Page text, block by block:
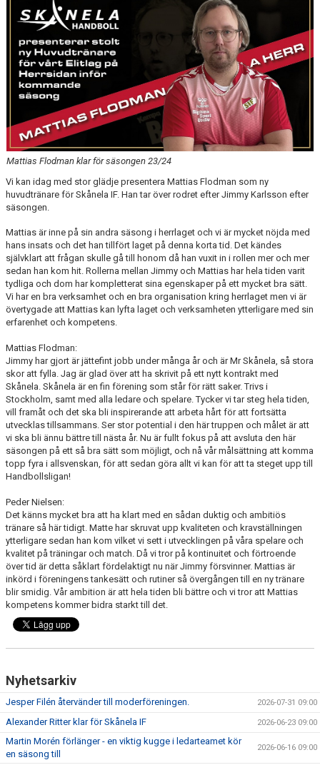
BILDGALLERI
DOKUMENT
KONTAKT
Mattias Flodman klar för säsongen 23/24
Vi kan idag med stor glädje presentera Mattias Flodman som ny
huvudtränare för Skånela IF. Han tar över rodret efter Jimmy Karlsson efter
säsongen.
Mattias är inne på sin andra säsong i herrlaget och vi är mycket nöjda med
hans insats och det han tillfört laget på denna korta tid. Det kändes
självklart att frågan skulle gå till honom då han vuxit in i rollen mer och mer
sedan han kom hit. Rollerna mellan Jimmy och Mattias har hela tiden varit
tydliga och dom har kompletterat sina egenskaper på ett mycket bra sätt.
Vi har en bra verksamhet och en bra organisation kring herrlaget men vi är
övertygade att Mattias kan lyfta laget och verksamheten ytterligare med sin
erfarenhet och kompetens.
Mattias Flodman:
Jimmy har gjort är jättefint jobb under många år och är Mr Skånela, så stora
skor att fylla. Jag är glad över att ha skrivit på ett nytt kontrakt med
Skånela. Skånela är en fin förening som står för rätt saker. Trivs i
Stockholm, samt med alla ledare och spelare. Tycker vi tar steg hela tiden,
vill framåt och det ska bli inspirerande att arbeta hårt för att fortsätta
utvecklas tillsammans. Ser stor potential i den här truppen och målet är att
vi ska bli ännu bättre till nästa år. Nu är fullt fokus på att avsluta den här
säsongen på ett så bra sätt som möjligt, och nå vår målsättning att komma
topp fyra i allsvenskan, för att sedan göra allt vi kan för att ta steget upp till
Handbollsligan!
Peder Nielsen:
Det känns mycket bra att ha klart med en sådan duktig och ambitiös
tränare så här tidigt. Matte har skruvat upp kvaliteten och kravställningen
ytterligare sedan han kom vilket vi sett i utvecklingen på våra spelare och
kvalitet på träningar och match. Då vi tror på kontinuitet och förtroende
över tid är detta såklart fördelaktigt nu när Jimmy försvinner. Mattias är
inkörd i föreningens tankesätt och rutiner så övergången till en ny tränare
blir smidig. Vår ambition är att hela tiden bli bättre och vi tror att Mattias
kompetens kommer bidra starkt till det.
Nyhetsarkiv
Jesper Filén återvänder till moderföreningen. 2026-07-31 09:00
Alexander Ritter klar för Skånela IF 2026-06-23 09:00
Martin Morén förlänger - en viktig kugge i ledarteamet kör
en säsong till
2026-06-16 09:00